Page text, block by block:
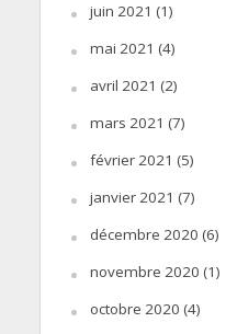
juin 2021 (1)
mai 2021 (4)
avril 2021 (2)
mars 2021 (7)
février 2021 (5)
janvier 2021 (7)
décembre 2020 (6)
novembre 2020 (1)
octobre 2020 (4)